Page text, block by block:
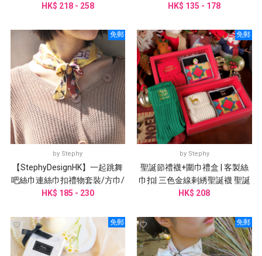
圍巾
HK$ 218 - 258
巾| 手袋綁帶｜
HK$ 135 - 178
免郵
by Stephy
【StephyDesignHK】一起跳舞
吧絲巾連絲巾扣禮物套裝/方巾/
頭巾/手腕帶/圍巾/姊姊禮物
HK$ 185 - 230
免郵
by Stephy
聖誕節禮襪+圍巾禮盒 | 客製絲
巾扣| 三色金線剌綉聖誕襪 聖誕
禮盒
HK$ 208
免郵 免郵